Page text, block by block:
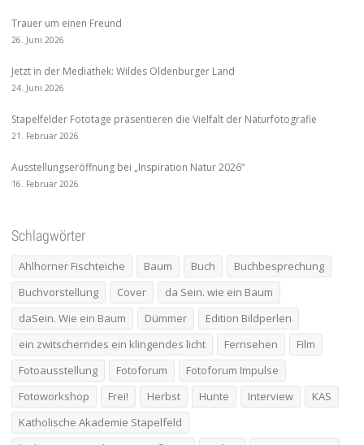
Trauer um einen Freund
26. Juni 2026
Jetzt in der Mediathek: Wildes Oldenburger Land
24. Juni 2026
Stapelfelder Fototage präsentieren die Vielfalt der Naturfotografie
21. Februar 2026
Ausstellungseröffnung bei „Inspiration Natur 2026“
16. Februar 2026
Schlagwörter
Ahlhorner Fischteiche Baum Buch
Buchbesprechung
Buchvorstellung
Cover
da Sein. wie ein Baum
daSein. Wie ein Baum
Dümmer
Edition Bildperlen
ein zwitscherndes ein klingendes licht
Fernsehen
Film
Fotoausstellung
Fotoforum
Fotoforum Impulse
Fotoworkshop
Frei! Herbst Hunte Interview
KAS
Katholische Akademie Stapelfeld